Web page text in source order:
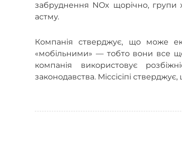
забруднення NOx щорічно,
астму.
Компанія стверджує, що може
«мобільними» — тобто вони все
компанія використовує
законодавства. Міссісіпі